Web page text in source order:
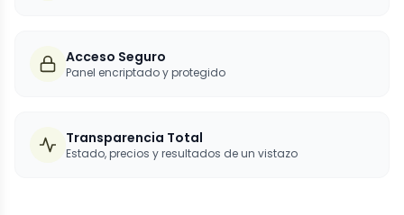
Acceso Seguro
Panel encriptado y protegido
Transparencia Total
Estado, precios y resultados de un vistazo